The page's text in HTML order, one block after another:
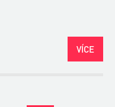
VÍCE